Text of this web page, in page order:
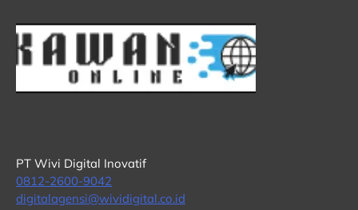
PT Wivi Digital Inovatif
0812-2600-9042
digitalagensi@wividigital.co.id